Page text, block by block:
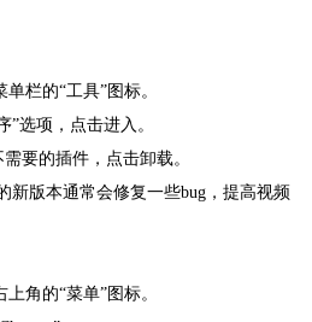
栏的“工具”图标。
”选项，点击进入。
要的插件，点击卸载。
新版本通常会修复一些bug，提高视频
角的“菜单”图标。